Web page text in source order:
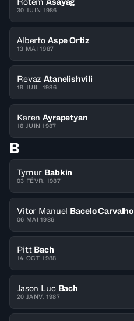
30 JUIN 1986
Alberto Aspe Ortiz
13 MAI 1987
Revaz Atanelishvili
19 JUIL. 1986
Karen Ayrapetyan
16 JUIN 1987
B
Tymur Babkin
03 FÉVR. 1987
Vitor Manuel Bacelo Carvalho
06 MAI 1986
Pitt Bach
14 OCT. 1988
Jason Luc Bach
20 JANV. 1987